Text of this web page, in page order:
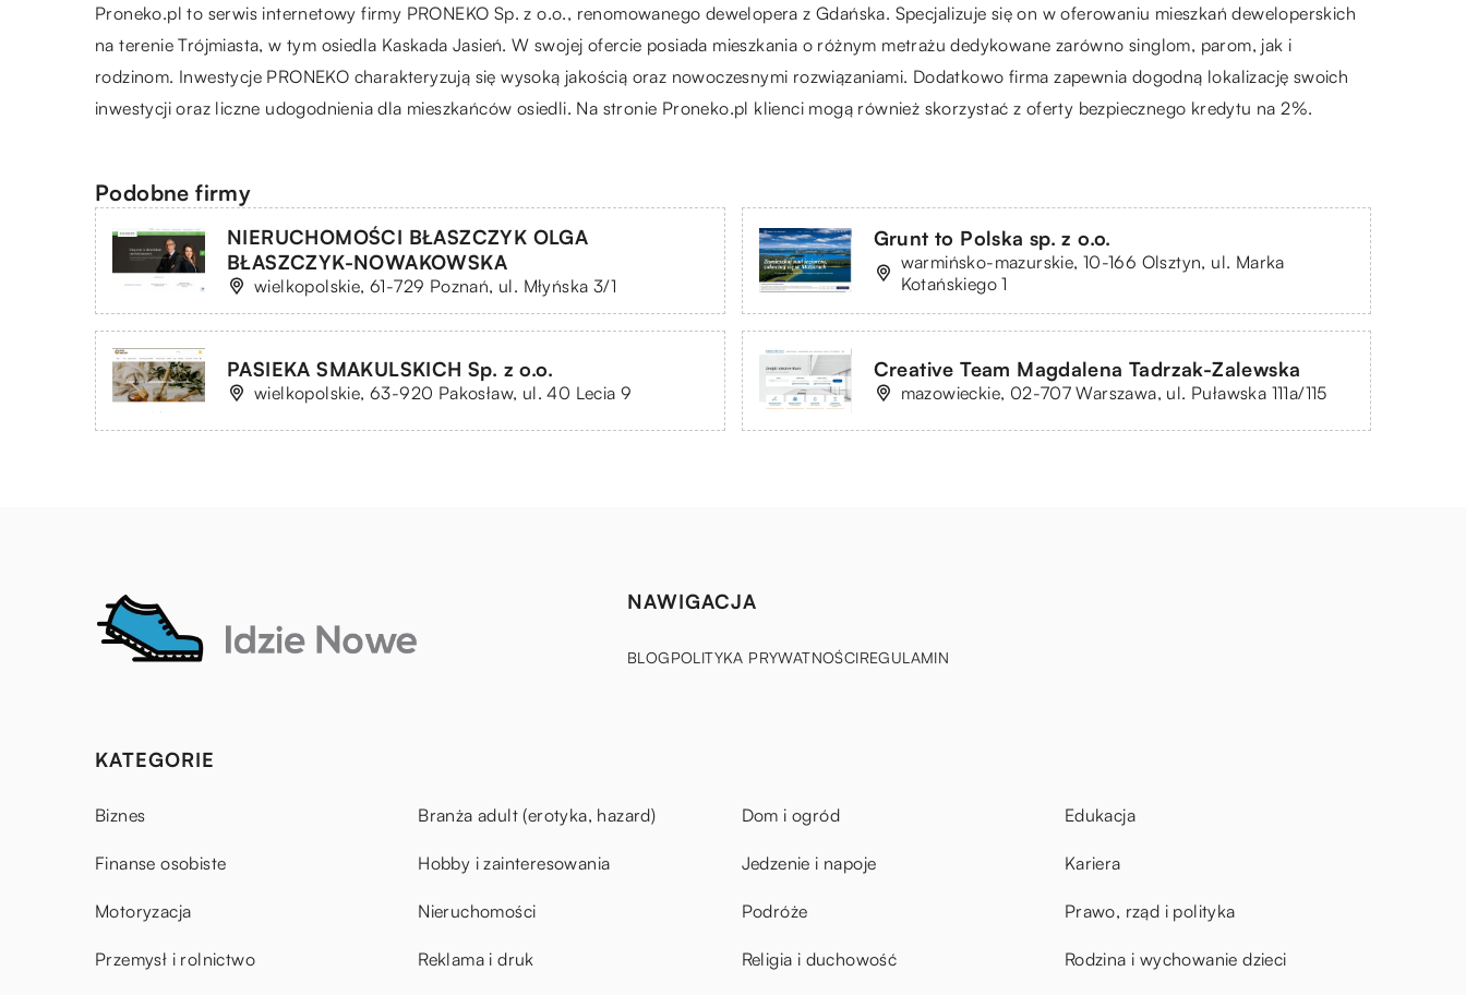
Proneko.pl to serwis internetowy firmy PRONEKO Sp. z o.o., renomowanego dewelopera z Gdańska. Specjalizuje się on w oferowaniu mieszkań deweloperskich
na terenie Trójmiasta, w tym osiedla Kaskada Jasień. W swojej ofercie posiada mieszkania o różnym metrażu dedykowane zarówno singlom, parom, jak i
rodzinom. Inwestycje PRONEKO charakteryzują się wysoką jakością oraz nowoczesnymi rozwiązaniami. Dodatkowo firma zapewnia dogodną lokalizację swoich
inwestycji oraz liczne udogodnienia dla mieszkańców osiedli. Na stronie Proneko.pl klienci mogą również skorzystać z oferty bezpiecznego kredytu na 2%.
Podobne firmy
NIERUCHOMOŚCI BŁASZCZYK OLGA
BŁASZCZYK-NOWAKOWSKA
wielkopolskie, 61-729 Poznań, ul. Młyńska 3/1
Grunt to Polska sp. z o.o.
warmińsko-mazurskie, 10-166 Olsztyn, ul. Marka
Kotańskiego 1
PASIEKA SMAKULSKICH Sp. z o.o.
wielkopolskie, 63-920 Pakosław, ul. 40 Lecia 9
Creative Team Magdalena Tadrzak-Zalewska
mazowieckie, 02-707 Warszawa, ul. Puławska 111a/115
NAWIGACJA
BLOGPOLITYKA PRYWATNOŚCIREGULAMIN
KATEGORIE
Biznes Branża adult (erotyka, hazard) Dom i ogród Edukacja
Finanse osobiste Hobby i zainteresowania Jedzenie i napoje Kariera
Motoryzacja Nieruchomości Podróże Prawo, rząd i polityka
Przemysł i rolnictwo Reklama i druk Religia i duchowość Rodzina i wychowanie dzieci